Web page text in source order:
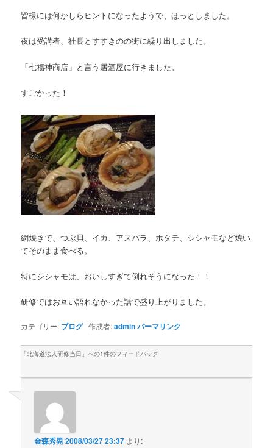
皆様には何かしらヒントになったようで、ほっとしました。
夜は受講者、社長とすすきのの街に繰り出しました。
「七福神商店」と言う居酒屋に行きました。
すごかった！
網焼きで、つぶ貝、イカ、アスパラ、ホタテ、シシャモなど焼い
てそのまま食べる。
特にシシャモは、おいしすぎて倒れそうになった！！
研修ではお互い語れなかった話で盛り上がりました。
カテゴリー: ブログ作成者:adminパーマリンク
「北海道法人研修当日 」への1件のフィードバック
金森秀晃2008/03/27 23:37 より: